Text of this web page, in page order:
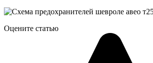
Оцените статью